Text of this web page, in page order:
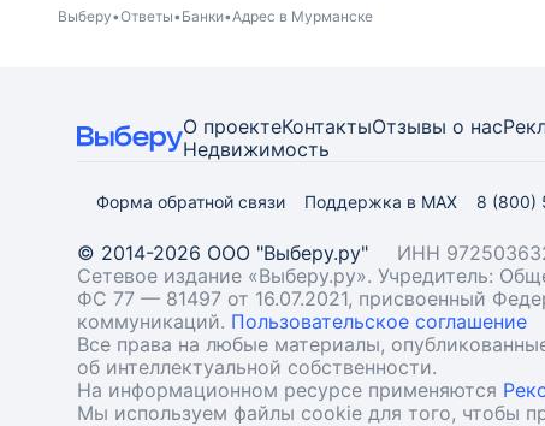
Выберу Ответы Банки Адрес в Мурманске
О проектеКонтактыОтзывы о нас
Недвижимость
Форма обратной связи Поддержка в MAX 8 (800)
© 2014-2026 ООО "Выберу.ру"
ИНН
Сетевое издание «Выберу.ру». Учредитель:
ФС 77 — 81497 от 16.07.2021, присвоенный
коммуникаций. Пользовательское соглашение
Все права на любые материалы,
об интеллектуальной собственности.
На информационном ресурсе применяются
Мы используем файлы cookie для того, чтобы